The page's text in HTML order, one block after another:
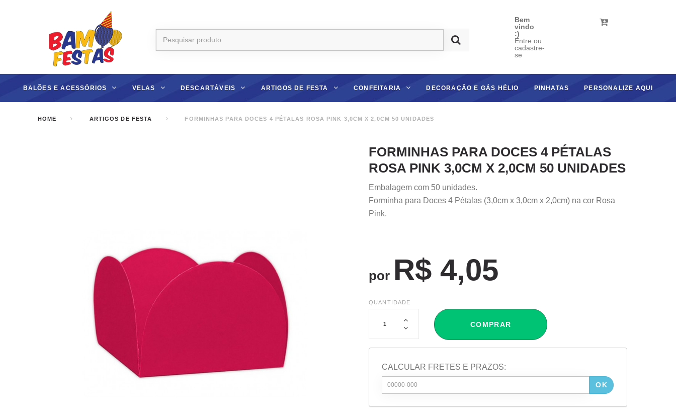
Bem
vindo
:)
Entre ou
cadastre-
se
BALÕES E ACESSÓRIOS VELAS DESCARTÁVEIS ARTIGOS DE FESTA CONFEITARIA DECORAÇÃO E GÁS HÉLIO PINHATAS PERSONALIZE AQUI
HOME ARTIGOS DE FESTA FORMINHAS PARA DOCES 4 PÉTALAS ROSA PINK 3,0CM X 2,0CM 50 UNIDADES
FORMINHAS PARA DOCES 4 PÉTALAS
ROSA PINK 3,0CM X 2,0CM 50 UNIDADES
Embalagem com 50 unidades.
Forminha para Doces 4 Pétalas (3,0cm x 3,0cm x 2,0cm) na cor Rosa
Pink.
por R$ 4,05
QUANTIDADE
COMPRAR
CALCULAR FRETES E PRAZOS:
OK